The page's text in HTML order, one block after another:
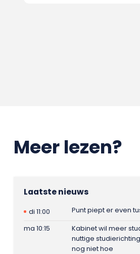
Meer lezen?
Laatste nieuws
di 11:00
Punt piept er even
ma 10:15
Kabinet wil meer
nuttige
nog niet hoe